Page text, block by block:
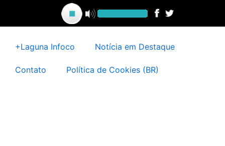
conteúdo
+Laguna Infoco Notícia em Destaque
Contato Política de Cookies (BR)